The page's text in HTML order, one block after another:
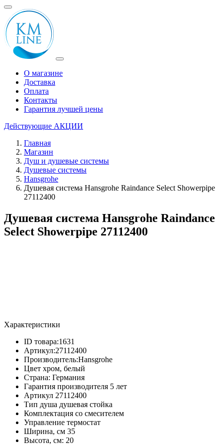
О магазине
Доставка
Оплата
Контакты
Гарантия лучшей цены
Действующие АКЦИИ
Главная
Магазин
Душ и душевые системы
Душевые системы
Hansgrohe
Душевая система Hansgrohe Raindance Select Showerpipe
27112400
Душевая система Hansgrohe Raindance
Select Showerpipe 27112400
Характеристики
ID товара:1631
Артикул:27112400
Производитель:Hansgrohe
Цвет хром, белый
Страна: Германия
Гарантия производителя 5 лет
Артикул 27112400
Тип душа душевая стойка
Комплектация со смесителем
Управление термостат
Ширина, см 35
Высота, см: 20